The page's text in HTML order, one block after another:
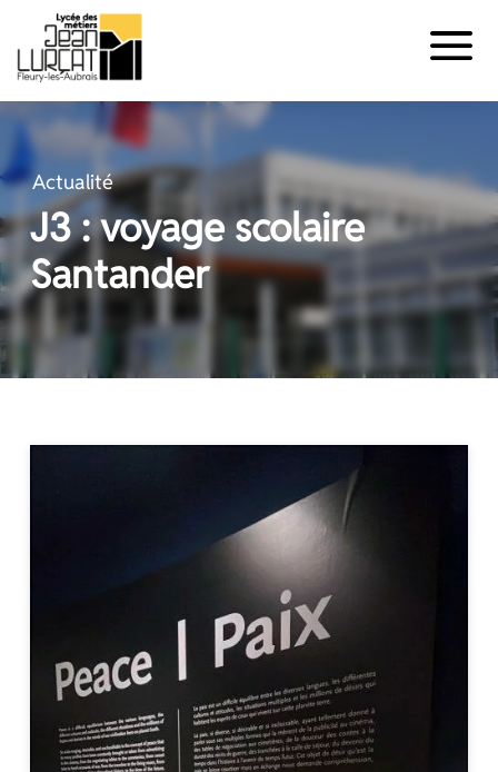
contenu
Actualité
J3 : voyage scolaire
Santander
Panneau de gestion des cookies